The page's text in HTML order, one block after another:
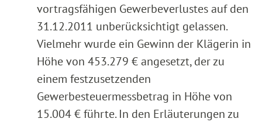
vortragsfähigen Gewerbeverlustes auf den
31.12.2011 unberücksichtigt gelassen.
Vielmehr wurde ein Gewinn der Klägerin in
Höhe von 453.279 € angesetzt, der zu
einem festzusetzenden
Gewerbesteuermessbetrag in Höhe von
15.004 € führte. In den Erläuterungen zu